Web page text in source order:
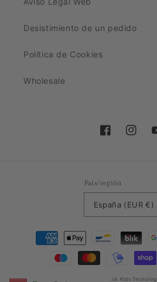
Desistimiento de un pedido
Política de Cookies
Wholesale
Facebook
País/región
España (EUR €)
Formas
Moraduix Kids